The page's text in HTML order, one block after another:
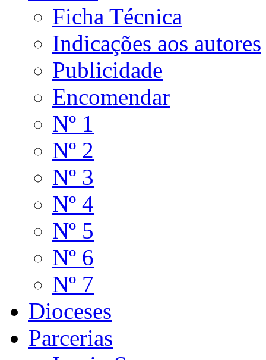
Ficha Técnica
Indicações aos autores
Publicidade
Encomendar
Nº 1
Nº 2
Nº 3
Nº 4
Nº 5
Nº 6
Nº 7
Dioceses
Parcerias
Congregação do Senhor Jesus da Boa Morte e Caridade
Ordem da Cartuxa
Cónegos Regrantes de Santo Agostinho
Congregação dos Cónegos Seculares de São João Evangelista
Ordem dos Eremitas de Santo Agostinho
Congregação dos Agostinhos Descalços
Ordem do Carmo
Ordem dos Carmelitas Descalços
Ordem dos Frades Menores
Ordem do Senhor Jesus Nazareno da Penitência
Ordem de Santa Úrsula
Ordem de São João de Deus
Ordem dos Pregadores
Ordem da Santíssima Trindade
Clérigos regulares
Companhia de Jesus
Congregação dos Clérigos Regulares Ministros dos Enfermos de Portugal e dos
Congregação dos Clérigos Regulares Teatinos
Congregação dos Padres Marianos da Imaculada Conceição
Ordens militares
Ordem de Cristo
Ordem de Santiago
Sociedades de vida apostólica
Congregação da Missão
Congregação do Oratório
Irmandades e outras colectividades religiosas
Irmandade dos Clérigos Pobres